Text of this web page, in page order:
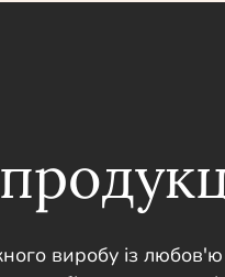
виробу із